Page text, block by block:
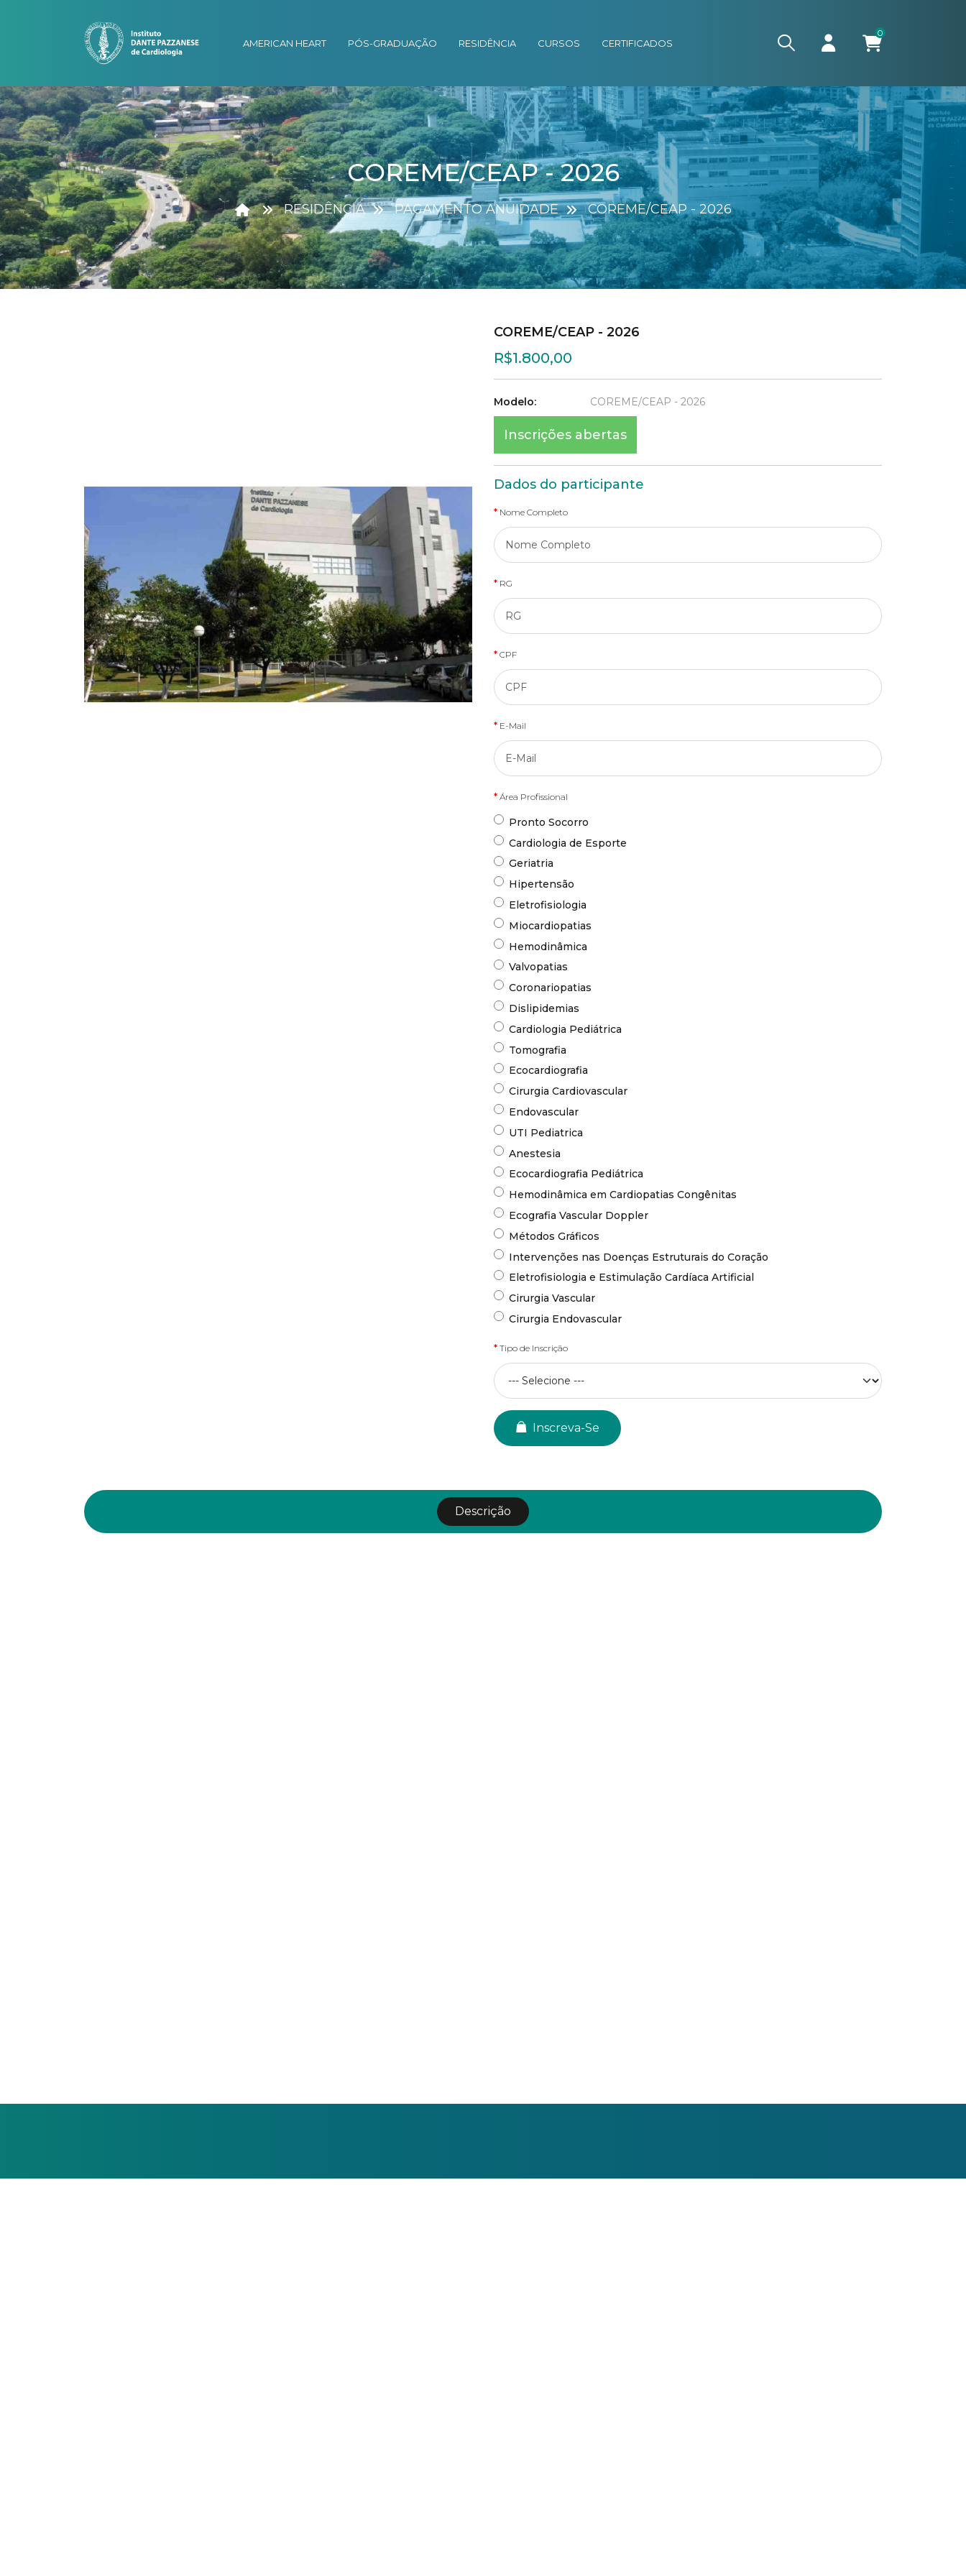
AMERICAN HEART PÓS-GRADUAÇÃO RESIDÊNCIA CURSOS CERTIFICADOS
0
COREME/CEAP - 2026
RESIDÊNCIA PAGAMENTO ANUIDADE COREME/CEAP - 2026
COREME/CEAP - 2026
R$1.800,00
Modelo: COREME/CEAP - 2026
Inscrições abertas
Dados do participante
Nome Completo
RG
CPF
E-Mail
Área Profissional
Pronto Socorro
Cardiologia de Esporte
Geriatria
Hipertensão
Eletrofisiologia
Miocardiopatias
Hemodinâmica
Valvopatias
Coronariopatias
Dislipidemias
Cardiologia Pediátrica
Tomografia
Ecocardiografia
Cirurgia Cardiovascular
Endovascular
UTI Pediatrica
Anestesia
Ecocardiografia Pediátrica
Hemodinâmica em Cardiopatias Congênitas
Ecografia Vascular Doppler
Métodos Gráficos
Intervenções nas Doenças Estruturais do Coração
Eletrofisiologia e Estimulação Cardíaca Artificial
Cirurgia Vascular
Cirurgia Endovascular
Tipo de Inscrição
Inscreva-Se
Descrição